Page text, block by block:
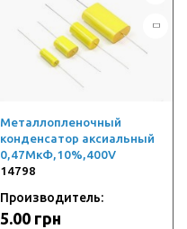
Металлопленочный
конденсатор аксиальный
0,47МкФ,10%,400V
14798
Производитель:
5.00 грн